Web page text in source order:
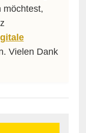
möchtest,
Vielen Dank